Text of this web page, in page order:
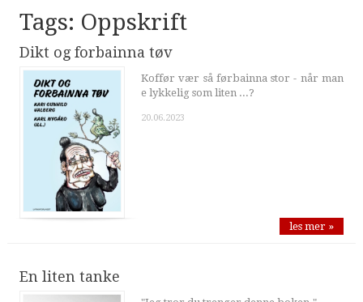
Tags: Oppskrift
Dikt og forbainna tøv
Koffør vær så førbainna stor - når man
e lykkelig som liten ...?
20.06.2023
les mer »
En liten tanke